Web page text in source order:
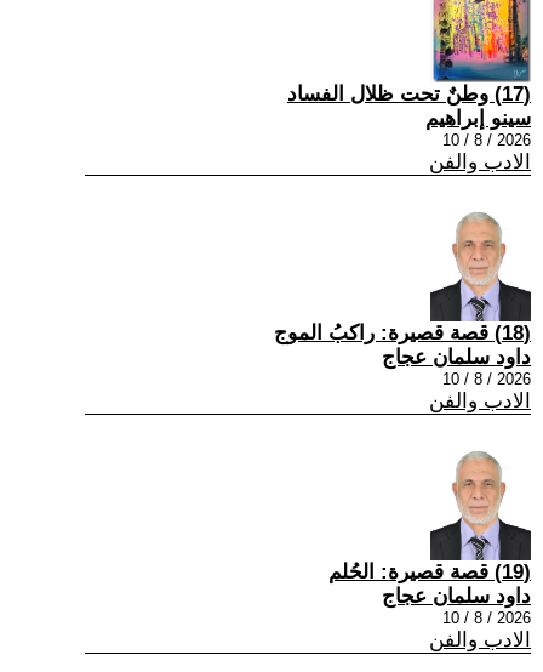
(17) وطنٌ تحت ظلال الفساد
سينو إبراهيم
2026 / 8 / 10
الادب والفن
(18) قصة قصيرة: راكبُ الموج
داود سلمان عجاج
2026 / 8 / 10
الادب والفن
(19) قصة قصيرة: الحُلم
داود سلمان عجاج
2026 / 8 / 10
الادب والفن